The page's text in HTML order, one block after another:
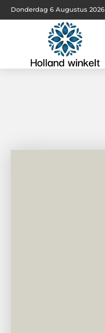
Donderdag 6 Augustus 2026